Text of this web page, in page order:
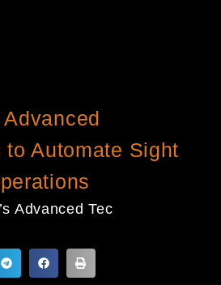
Advanced
to Automate Sight
Advanced Tec